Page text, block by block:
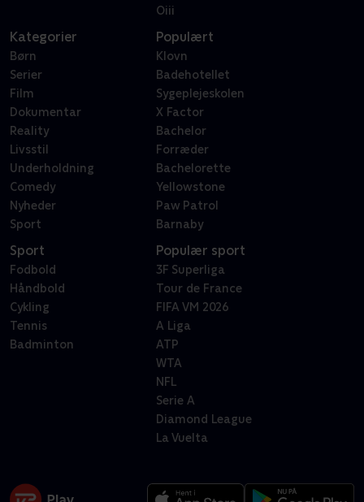
Oiii
Kategorier
Børn
Serier
Film
Dokumentar
Reality
Livsstil
Underholdning
Comedy
Nyheder
Sport
Populært
Klovn
Badehotellet
Sygeplejeskolen
X Factor
Bachelor
Forræder
Bachelorette
Yellowstone
Paw Patrol
Barnaby
Sport
Fodbold
Håndbold
Cykling
Tennis
Badminton
Populær sport
3F Superliga
Tour de France
FIFA VM 2026
A Liga
ATP
WTA
NFL
Serie A
Diamond League
La Vuelta